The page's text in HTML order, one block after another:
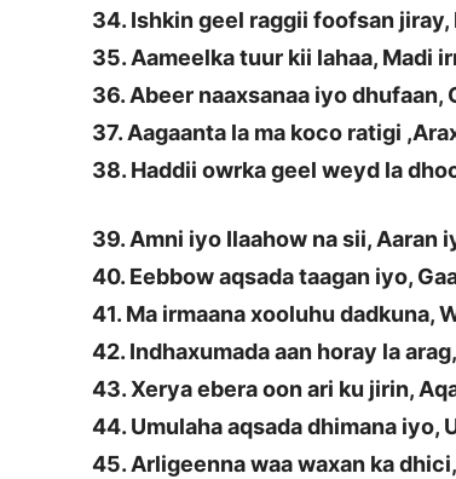
34. Ishkin geel raggii foofsan jiray,
35. Aameelka tuur kii lahaa, Madi
36. Abeer naaxsanaa iyo dhufaan,
37. Aagaanta la ma koco ratigi
38. Haddii owrka geel weyd la
39. Amni iyo Ilaahow na sii, Aaran
40. Eebbow aqsada taagan iyo,
41. Ma irmaana xooluhu dadkuna,
42. Indhaxumada aan horay la
43. Xerya ebera oon ari ku jirin,
44. Umulaha aqsada dhimana iyo,
45. Arligeenna waa waxan ka